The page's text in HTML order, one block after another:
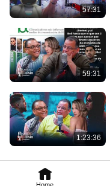
57:31
59:31
1:23:36